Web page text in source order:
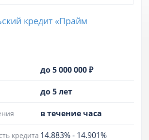
кредит «Прайм
до 5 000 000 ₽
до 5 лет
в течение часа
кредита 14.883%- 14.901%